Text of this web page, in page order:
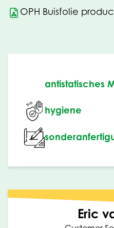
OPH Buisfolie
antistatisches
hygiene
Eric